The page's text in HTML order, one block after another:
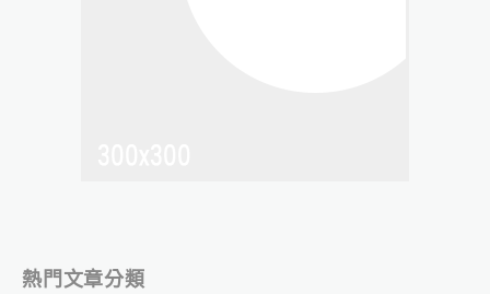
熱門文章分類